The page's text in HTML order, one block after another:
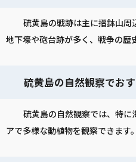
硫黄島の戦跡は主に摺鉢山周
地下壕や砲台跡が多く、戦争の歴
硫黄島の自然観察でお
硫黄島の自然観察では、特に
アで多様な動植物を観察できます。